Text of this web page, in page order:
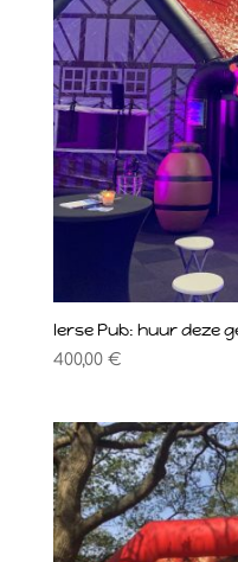
Ierse Pub: huur deze
400,00 €